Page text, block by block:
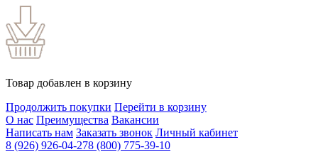
Товар добавлен в корзину
Продолжить покупки Перейти в корзину
О нас Преимущества Вакансии
Написать нам Заказать звонок Личный кабинет
8 (926) 926-04-278 (800) 775-39-10